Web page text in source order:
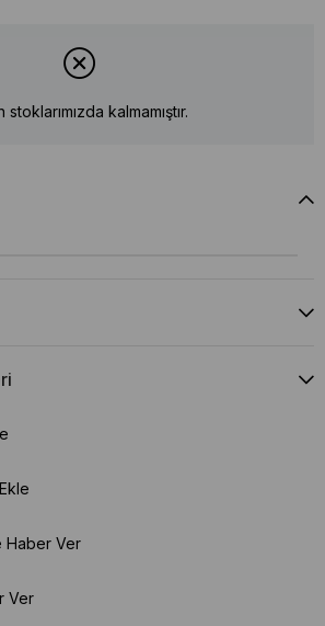
stoklarımızda kalmamıştır.
Haber Ver
Ver